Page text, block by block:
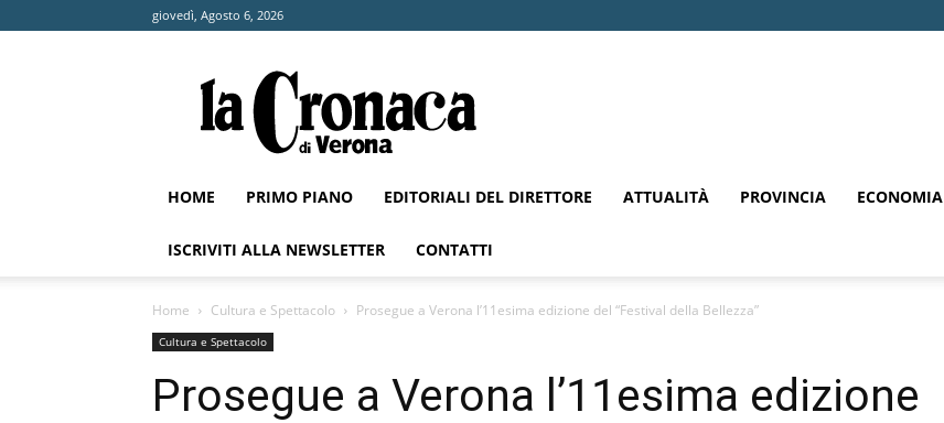
giovedì, Agosto 6, 2026
Cronaca
di
Verona
HOME PRIMO PIANO EDITORIALI DEL DIRETTORE ATTUALITÀ PROVINCIA ECONOMIA
ISCRIVITI ALLA NEWSLETTER CONTATTI
Home Cultura e Spettacolo Prosegue a Verona l’11esima edizione del “Festival della Bellezza”
Cultura e Spettacolo
Prosegue a Verona l’11esima edizione